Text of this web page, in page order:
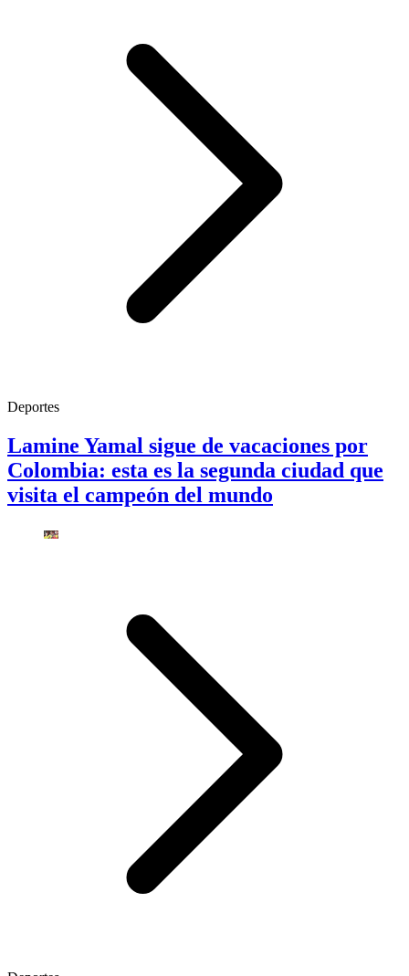
Deportes
Lamine Yamal sigue de vacaciones por
Colombia: esta es la segunda ciudad que
visita el campeón del mundo